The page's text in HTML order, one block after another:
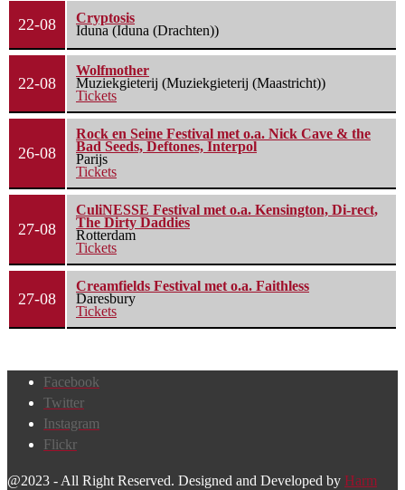
22-08
Cryptosis
Iduna (Iduna (Drachten))
22-08
Wolfmother
Muziekgieterij (Muziekgieterij (Maastricht))
Tickets
26-08
Rock en Seine Festival met o.a. Nick Cave & the
Bad Seeds, Deftones, Interpol
Parijs
Tickets
27-08
CuliNESSE Festival met o.a. Kensington, Di-rect,
The Dirty Daddies
Rotterdam
Tickets
27-08
Creamfields Festival met o.a. Faithless
Daresbury
Tickets
Facebook
Twitter
Instagram
Flickr
@2023 - All Right Reserved. Designed and Developed by Harm